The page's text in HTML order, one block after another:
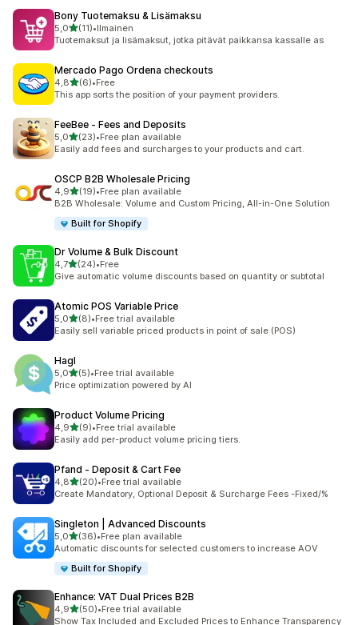
Bony Tuotemaksu & Lisämaksu
5,0/ 5 tähteä
(11)
11 arvostelua yhteensä
•Ilmainen
Tuotemaksut ja lisämaksut, jotka pitävät paikkansa kassalle as
Mercado Pago Ordena checkouts
4,8/ 5 tähteä
(6)
6 arvostelua yhteensä
•Free
This app sorts the position of your payment providers.
FeeBee ‑ Fees and Deposits
5,0/ 5 tähteä
(23)
23 arvostelua yhteensä
•Free plan available
Easily add fees and surcharges to your products and cart.
OSCP B2B Wholesale Pricing
4,9/ 5 tähteä
(19)
19 arvostelua yhteensä
•Free plan available
B2B Wholesale: Volume and Custom Pricing, All-in-One Solution
Built for Shopify
Dr Volume & Bulk Discount
4,7/ 5 tähteä
(24)
24 arvostelua yhteensä
•Free
Give automatic volume discounts based on quantity or subtotal
Atomic POS Variable Price
5,0/ 5 tähteä
(8)
8 arvostelua yhteensä
•Free trial available
Easily sell variable priced products in point of sale (POS)
Hagl
5,0/ 5 tähteä
(5)
5 arvostelua yhteensä
•Free trial available
Price optimization powered by AI
Product Volume Pricing
4,9/ 5 tähteä
(9)
9 arvostelua yhteensä
•Free trial available
Easily add per-product volume pricing tiers.
Pfand ‑ Deposit & Cart Fee
4,8/ 5 tähteä
(20)
20 arvostelua yhteensä
•Free trial available
Create Mandatory, Optional Deposit & Surcharge Fees -Fixed/%
Singleton | Advanced Discounts
5,0/ 5 tähteä
(36)
36 arvostelua yhteensä
•Free plan available
Automatic discounts for selected customers to increase AOV
Built for Shopify
Enhance: VAT Dual Prices B2B
4,9/ 5 tähteä
(50)
50 arvostelua yhteensä
•Free trial available
Show Tax Included and Excluded Prices to Enhance Transparency